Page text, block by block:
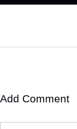
Add Comment